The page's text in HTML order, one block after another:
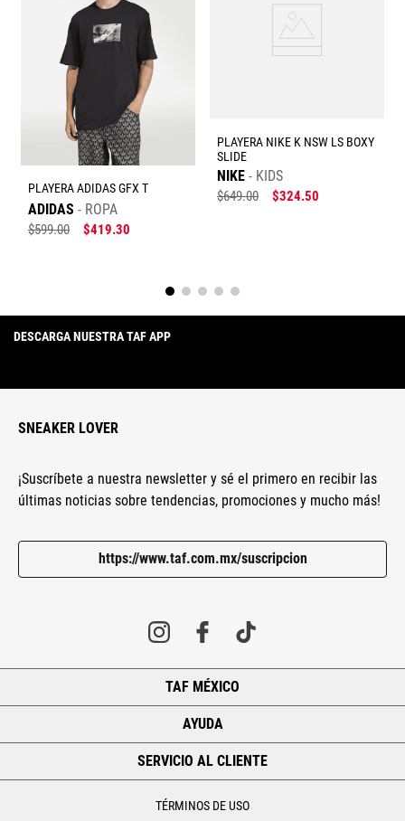
Dirección de email
Escribe un comentario
Enviar comentario
PLAYERA ADIDAS GFX T
ADIDAS ROPA
$599.00 $419.30
PLAYERA NIKE K NSW LS BOXY
SLIDE
NIKE KIDS
$649.00 $324.50
DESCARGA NUESTRA TAF APP
SNEAKER LOVER
¡Suscríbete a nuestra newsletter y sé el primero en recibir las
últimas noticias sobre tendencias, promociones y mucho más!
https://www.taf.com.mx/suscripcion
TAF MÉXICO
AYUDA
SERVICIO AL CLIENTE
TÉRMINOS DE USO